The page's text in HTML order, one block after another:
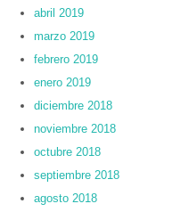
abril 2019
marzo 2019
febrero 2019
enero 2019
diciembre 2018
noviembre 2018
octubre 2018
septiembre 2018
agosto 2018